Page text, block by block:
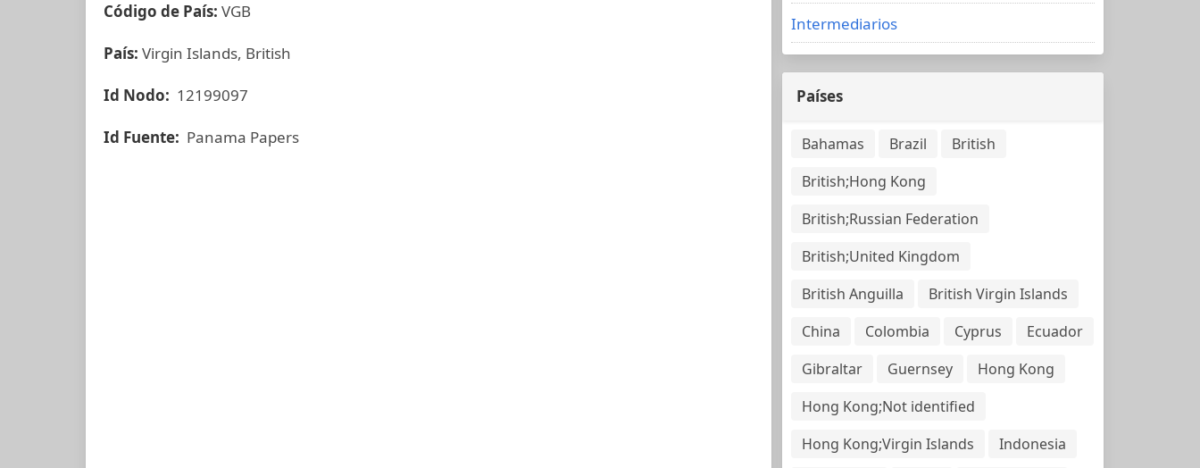
Código de País: VGB
País: Virgin Islands, British
Id Nodo: 12199097
Id Fuente: Panama Papers
Intermediarios
Países
Bahamas Brazil
British
British;Hong Kong
British;Russian Federation
British;United Kingdom
British Anguilla
British Virgin Islands
China
Colombia Cyprus
Ecuador
Gibraltar
Guernsey
Hong Kong
Hong Kong;Not identified
Hong Kong;Virgin Islands
Indonesia